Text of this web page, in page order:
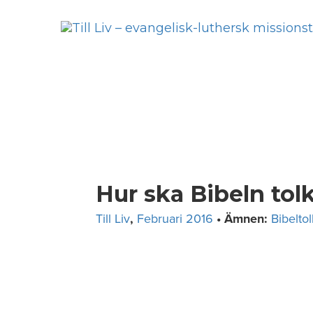
Hur ska Bibeln
Till Liv, Februari 2016 • Ämnen: